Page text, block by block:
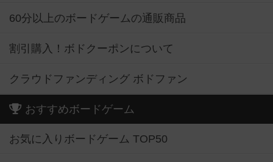
60分以上のボードゲームの通販商品
割引購入！ボドクーポンについて
クラウドファンディング ボドファン
おすすめボードゲーム
お気に入りボードゲーム TOP50